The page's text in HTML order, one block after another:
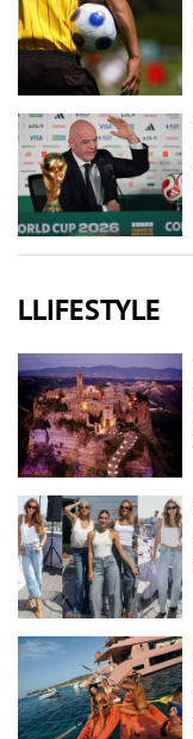
LLIFESTYLE